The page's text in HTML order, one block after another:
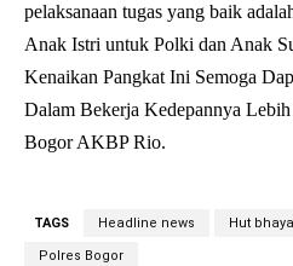
pelaksanaan tugas yang baik
Anak Istri untuk Polki dan Anak
Kenaikan Pangkat Ini Semoga
Dalam Bekerja Kedepannya
Bogor AKBP Rio.
TAGS Headline news Hut
Polres Bogor